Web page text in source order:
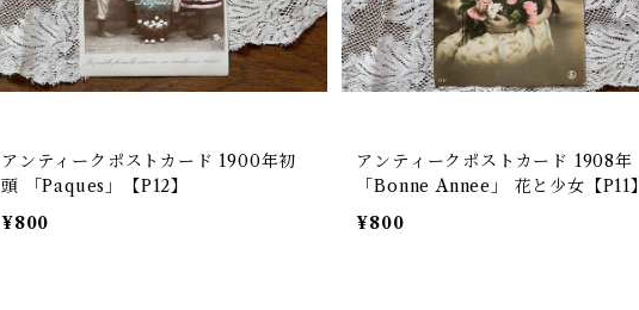
アンティークポストカード 1900年初
頭 「Paques」【P12】
¥800
アンティークポストカード 1908年
「Bonne Annee」 花と少女【P11】
¥800